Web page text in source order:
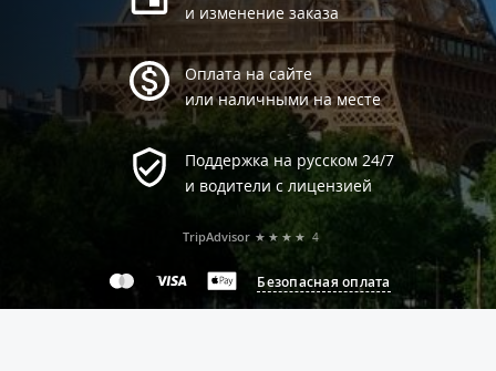
и изменение заказа
Оплата на сайте
или наличными на месте
Поддержка на русском 24/7
и водители с лицензией
Безопасная оплата
TripAdvisor ★★★★ 4